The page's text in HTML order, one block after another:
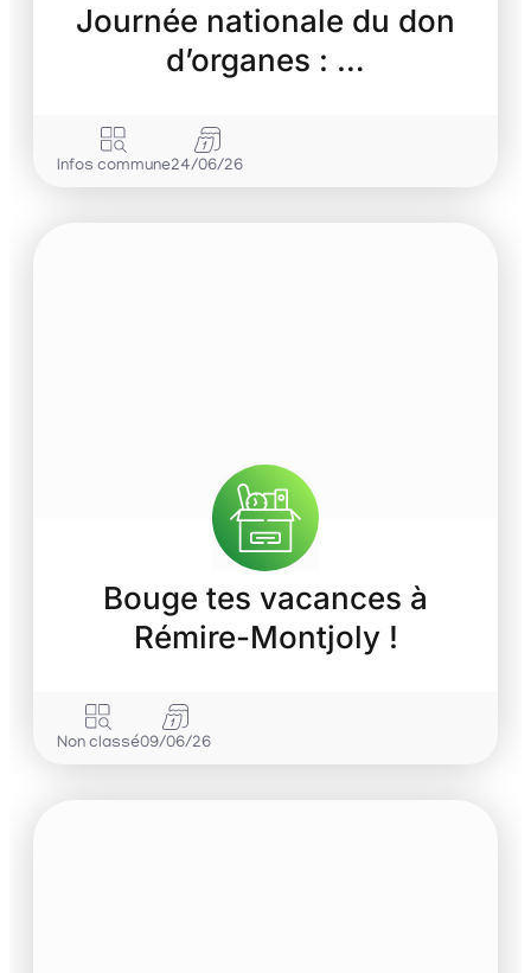
Journée nationale du don
d’organes : …
Infos commune24/06/26
Bouge tes vacances à
Rémire-Montjoly !
Non classé09/06/26